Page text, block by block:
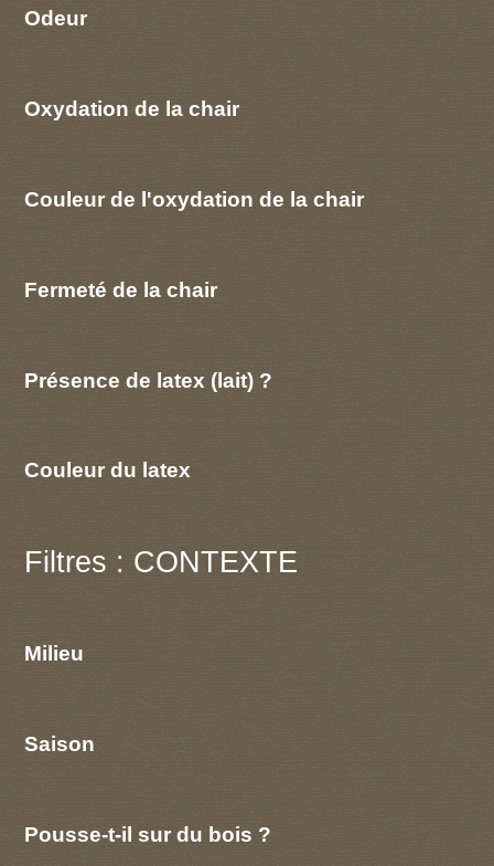
Odeur
Oxydation de la chair
Couleur de l'oxydation de la chair
Fermeté de la chair
Présence de latex (lait) ?
Couleur du latex
Filtres : CONTEXTE
Milieu
Saison
Pousse-t-il sur du bois ?